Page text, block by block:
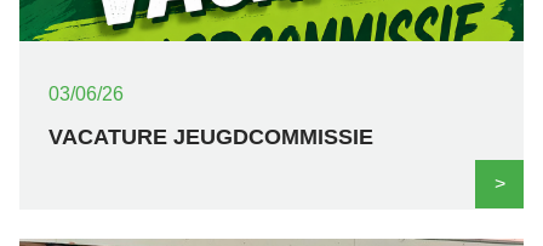
03/06/26
VACATURE JEUGDCOMMISSIE
>